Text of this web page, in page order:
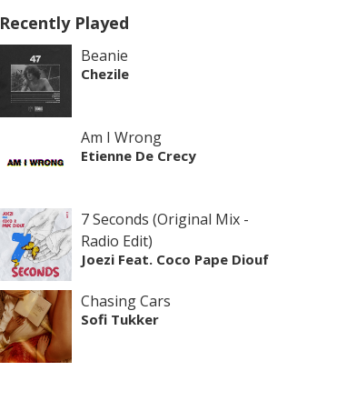
Recently Played
Beanie
Chezile
Am I Wrong
Etienne De Crecy
7 Seconds (Original Mix -
Radio Edit)
Joezi Feat. Coco Pape Diouf
Chasing Cars
Sofi Tukker